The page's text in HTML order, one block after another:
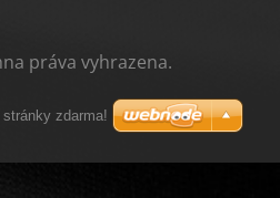
práva vyhrazena.
zdarma!